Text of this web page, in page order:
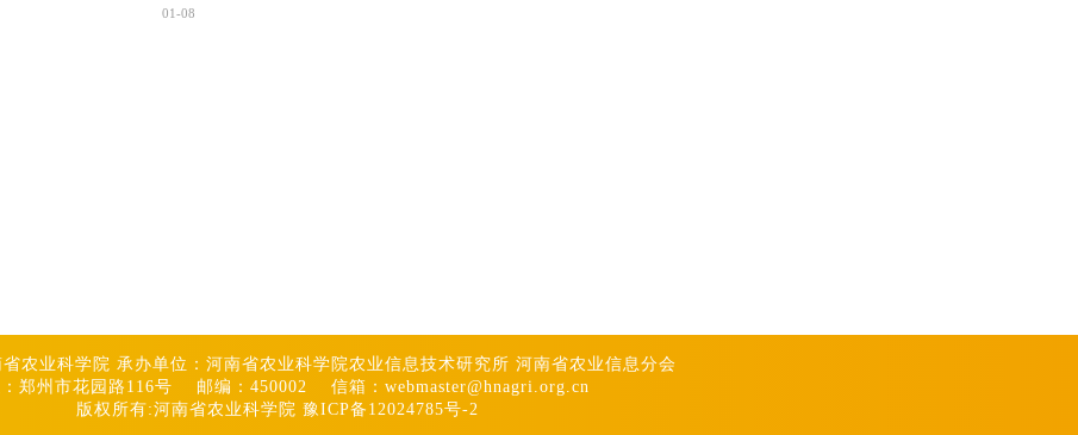
01-08
农业科学院 承办单位：河南省农业科学院农业信息技术研究所 河南省农业信息分会
郑州市花园路116号 邮编：450002 信箱：webmaster@hnagri.org.cn
版权所有:河南省农业科学院 豫ICP备12024785号-2